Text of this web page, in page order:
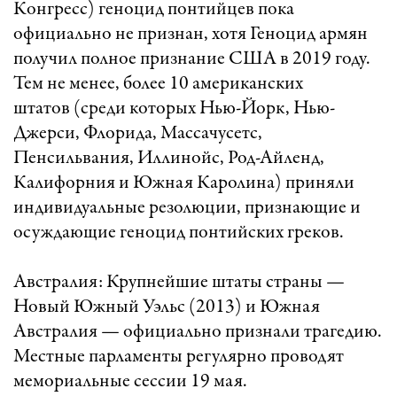
Конгресс) геноцид понтийцев пока
официально не признан, хотя Геноцид армян
получил полное признание США в 2019 году.
Тем не менее, более 10 американских
штатов (среди которых Нью-Йорк, Нью-
Джерси, Флорида, Массачусетс,
Пенсильвания, Иллинойс, Род-Айленд,
Калифорния и Южная Каролина) приняли
индивидуальные резолюции, признающие и
осуждающие геноцид понтийских греков.
Австралия: Крупнейшие штаты страны —
Новый Южный Уэльс (2013) и Южная
Австралия — официально признали трагедию.
Местные парламенты регулярно проводят
мемориальные сессии 19 мая.